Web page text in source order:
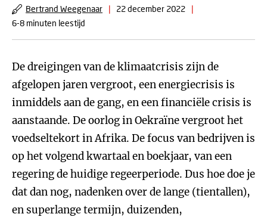
Bertrand Weegenaar | 22 december 2022
|
6-8 minuten leestijd
De dreigingen van de klimaatcrisis zijn de
afgelopen jaren vergroot, een energiecrisis is
inmiddels aan de gang, en een financiële crisis is
aanstaande. De oorlog in Oekraïne vergroot het
voedseltekort in Afrika. De focus van bedrijven is
op het volgend kwartaal en boekjaar, van een
regering de huidige regeerperiode. Dus hoe doe je
dat dan nog, nadenken over de lange (tientallen),
en superlange termijn, duizenden,